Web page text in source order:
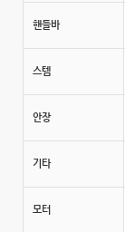
핸들바
스템
안장
기타
모터